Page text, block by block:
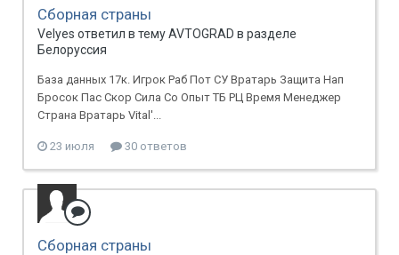
Сборная страны
Velyes ответил в тему AVTOGRAD в разделе
Белоруссия
База данных 17к. Игрок Раб Пот СУ Вратарь Защита Нап
Бросок Пас Скор Сила Со Опыт ТБ РЦ Время Менеджер
Страна Вратарь Vital'...
23 июля 30 ответов
Сборная страны